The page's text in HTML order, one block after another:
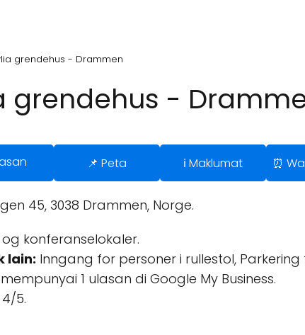
grendehus - Drammen
grendehus -
📌 Peta ℹ️ Maklumat ⏰
45, 3038 Drammen, Norge.
konferanselokaler.
lain: Inngang for personer i rullestol,
1 ulasan di Google My Business.
4/5.